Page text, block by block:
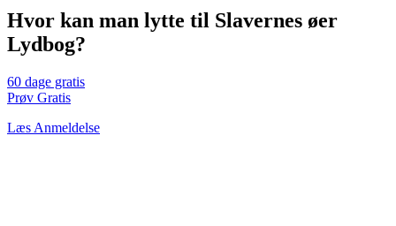
Hvor kan man lytte til Slavernes øer
Lydbog?
60 dage gratis
Prøv Gratis
Læs Anmeldelse